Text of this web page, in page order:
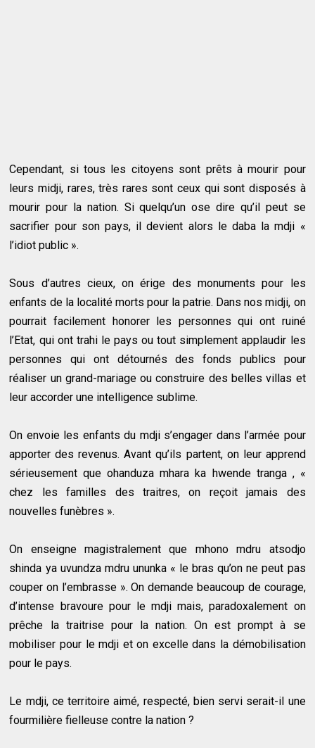
Cependant, si tous les citoyens sont prêts à mourir pour
leurs midji, rares, très rares sont ceux qui sont disposés à
mourir pour la nation. Si quelqu’un ose dire qu’il peut se
sacrifier pour son pays, il devient alors le daba la mdji «
l’idiot public ».
Sous d’autres cieux, on érige des monuments pour les
enfants de la localité morts pour la patrie. Dans nos midji, on
pourrait facilement honorer les personnes qui ont ruiné
l’Etat, qui ont trahi le pays ou tout simplement applaudir les
personnes qui ont détournés des fonds publics pour
réaliser un grand-mariage ou construire des belles villas et
leur accorder une intelligence sublime.
On envoie les enfants du mdji s’engager dans l’armée pour
apporter des revenus. Avant qu’ils partent, on leur apprend
sérieusement que ohanduza mhara ka hwende tranga , «
chez les familles des traitres, on reçoit jamais des
nouvelles funèbres ».
On enseigne magistralement que mhono mdru atsodjo
shinda ya uvundza mdru ununka « le bras qu’on ne peut pas
couper on l’embrasse ». On demande beaucoup de courage,
d’intense bravoure pour le mdji mais, paradoxalement on
prêche la traitrise pour la nation. On est prompt à se
mobiliser pour le mdji et on excelle dans la démobilisation
pour le pays.
Le mdji, ce territoire aimé, respecté, bien servi serait-il une
fourmilière fielleuse contre la nation ?